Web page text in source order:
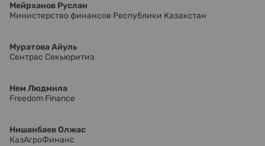
Мейрханов Руслан
Министерство финансов Республики Казахстан
Муратова Айуль
Сентрас Секьюритиз
Нем Людмила
Freedom Finance
Нишанбаев Олжас
КазАгроФинанс